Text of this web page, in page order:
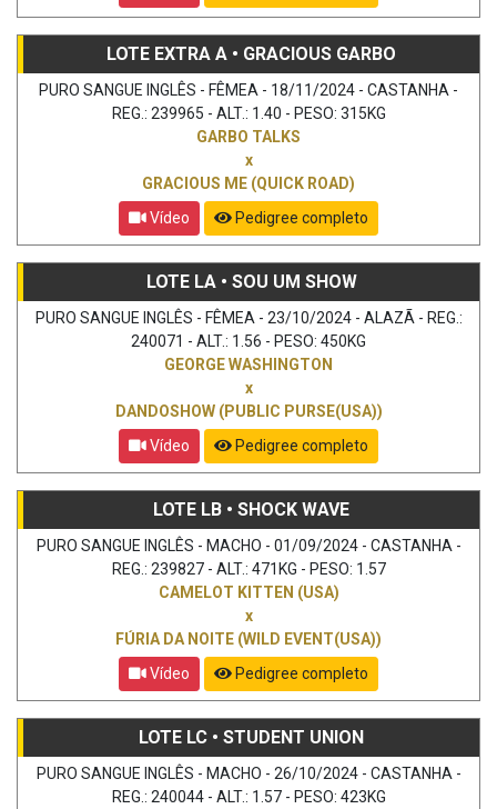
LOTE EXTRA A • GRACIOUS GARBO
PURO SANGUE INGLÊS - FÊMEA - 18/11/2024 - CASTANHA -
REG.: 239965 - ALT.: 1.40 - PESO: 315KG
GARBO TALKS
x
GRACIOUS ME (QUICK ROAD)
Vídeo
Pedigree completo
LOTE LA • SOU UM SHOW
PURO SANGUE INGLÊS - FÊMEA - 23/10/2024 - ALAZÃ - REG.:
240071 - ALT.: 1.56 - PESO: 450KG
GEORGE WASHINGTON
x
DANDOSHOW (PUBLIC PURSE(USA))
Vídeo
Pedigree completo
LOTE LB • SHOCK WAVE
PURO SANGUE INGLÊS - MACHO - 01/09/2024 - CASTANHA -
REG.: 239827 - ALT.: 471KG - PESO: 1.57
CAMELOT KITTEN (USA)
x
FÚRIA DA NOITE (WILD EVENT(USA))
Vídeo
Pedigree completo
LOTE LC • STUDENT UNION
PURO SANGUE INGLÊS - MACHO - 26/10/2024 - CASTANHA -
REG.: 240044 - ALT.: 1.57 - PESO: 423KG